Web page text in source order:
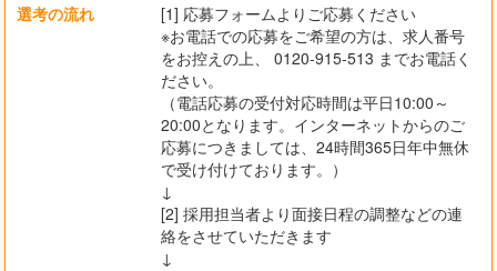
選考の流れ
[1] 応募フォームよりご応募ください
※お電話での応募をご希望の方は、求人番号
をお控えの上、 0120-915-513 までお電話く
ださい。
（電話応募の受付対応時間は平日10:00～
20:00となります。インターネットからのご
応募につきましては、24時間365日年中無休
で受け付けております。）
↓
[2] 採用担当者より面接日程の調整などの連
絡をさせていただきます
↓